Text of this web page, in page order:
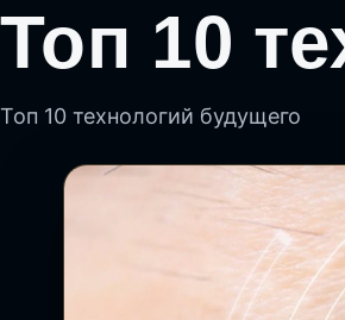
Топ 10
Топ 10 технологий будущего